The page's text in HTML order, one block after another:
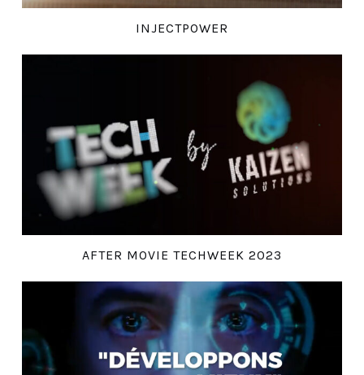
INJECTPOWER
AFTER MOVIE TECHWEEK 2023